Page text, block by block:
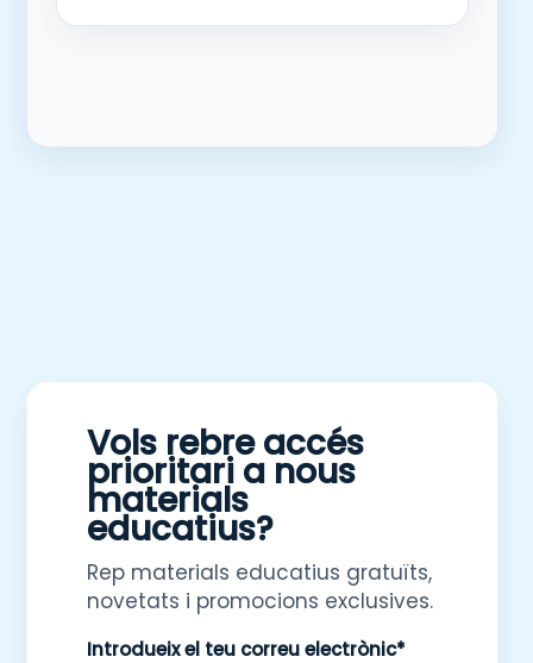
Vols rebre accés
prioritari a nous
materials
educatius?
Rep materials educatius gratuïts,
novetats i promocions exclusives.
Introdueix el teu correu electrònic*